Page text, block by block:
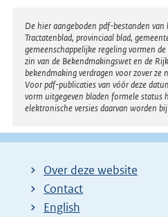
Disclaimer
De hier aangeboden pdf-bestanden
Tractatenblad, provinciaal blad,
gemeenschappelijke regeling vormen
zin van de Bekendmakingswet en de
bekendmaking verdragen voor zover
Voor pdf-publicaties van vóór deze
vorm uitgegeven bladen formele status
elektronische versies daarvan worden
Over deze website
Contact
English